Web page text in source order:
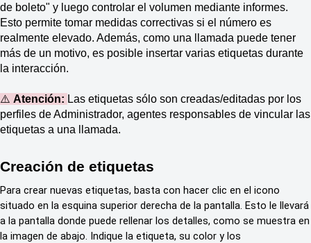
de boleto" y luego controlar el volumen mediante informes.
Esto permite tomar medidas correctivas si el número es
realmente elevado. Además, como una llamada puede tener
más de un motivo, es posible insertar varias etiquetas durante
la interacción.
⚠️ Atención: Las etiquetas sólo son creadas/editadas por los
perfiles de Administrador, agentes responsables de vincular las
etiquetas a una llamada.
Creación de etiquetas
Para crear nuevas etiquetas, basta con hacer clic en el icono
situado en la esquina superior derecha de la pantalla. Esto le llevará
a la pantalla donde puede rellenar los detalles, como se muestra en
la imagen de abajo. Indique la etiqueta, su color y los